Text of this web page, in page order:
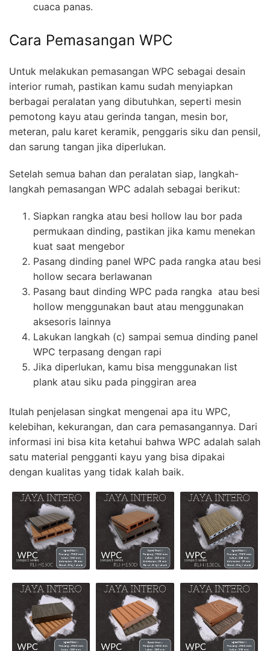
cuaca panas.
Cara Pemasangan WPC
Untuk melakukan pemasangan WPC sebagai desain
interior rumah, pastikan kamu sudah menyiapkan
berbagai peralatan yang dibutuhkan, seperti mesin
pemotong kayu atau gerinda tangan, mesin bor,
meteran, palu karet keramik, penggaris siku dan pensil,
dan sarung tangan jika diperlukan.
Setelah semua bahan dan peralatan siap, langkah-
langkah pemasangan WPC adalah sebagai berikut:
Siapkan rangka atau besi hollow lau bor pada
permukaan dinding, pastikan jika kamu menekan
kuat saat mengebor
Pasang dinding panel WPC pada rangka atau besi
hollow secara berlawanan
Pasang baut dinding WPC pada rangka atau besi
hollow menggunakan baut atau menggunakan
aksesoris lainnya
Lakukan langkah (c) sampai semua dinding panel
WPC terpasang dengan rapi
Jika diperlukan, kamu bisa menggunakan list
plank atau siku pada pinggiran area
Itulah penjelasan singkat mengenai apa itu WPC,
kelebihan, kekurangan, dan cara pemasangannya. Dari
informasi ini bisa kita ketahui bahwa WPC adalah salah
satu material pengganti kayu yang bisa dipakai
dengan kualitas yang tidak kalah baik.